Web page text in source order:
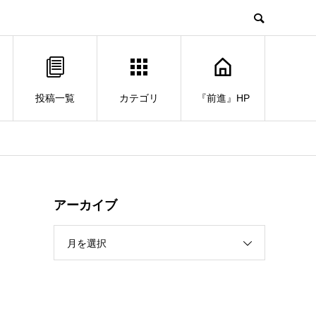
投稿一覧 カテゴリ 『前進』HP
アーカイブ
月を選択